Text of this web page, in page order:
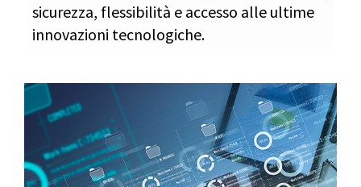
sicurezza, flessibilità e accesso alle ultime
innovazioni tecnologiche.